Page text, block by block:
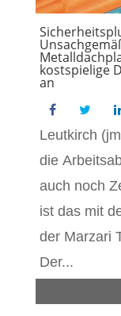
kostspielige
an
Leutkirch
die
auch noch
ist das mit
der Marzari
Der...